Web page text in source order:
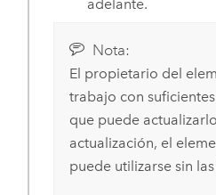
adelante.
Nota:
El propietario del
trabajo con
que puede
actualización, el
puede utilizarse sin